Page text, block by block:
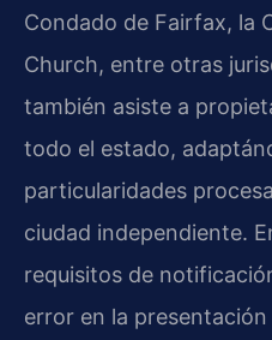
Condado de Fairfax, la
Church, entre otras
también asiste a
todo el estado,
particularidades
ciudad independiente.
requisitos de
error en la